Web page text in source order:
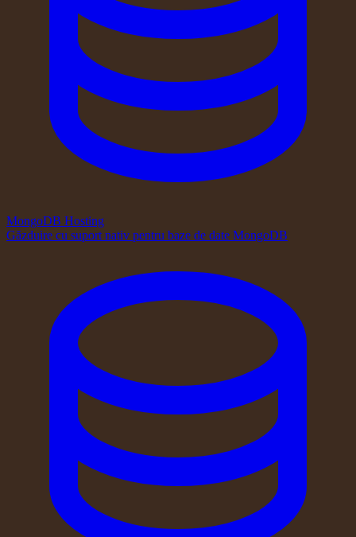
MongoDB Hosting
Găzduire cu suport nativ pentru baze de date MongoDB